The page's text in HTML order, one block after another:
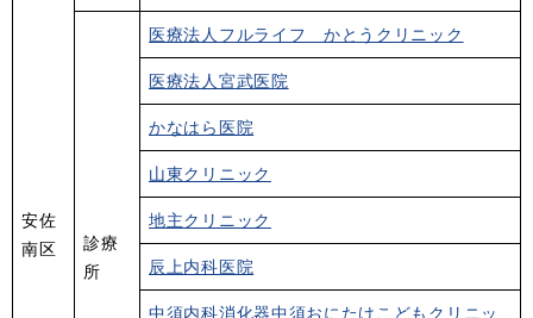
安佐
南区
診療
所
医療法人フルライフ かとうクリニック
医療法人宮武医院
かなはら医院
山東クリニック
地主クリニック
辰上内科医院
中須内科消化器中須おにたけこどもクリニッ